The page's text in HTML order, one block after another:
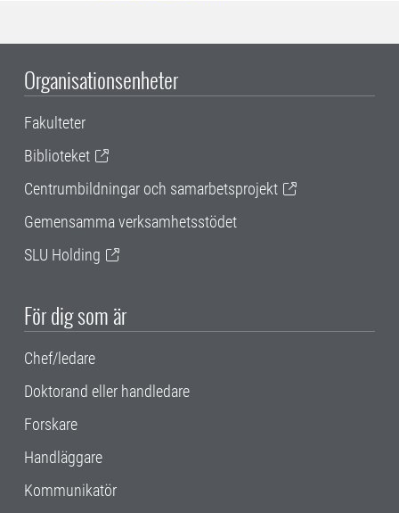
Organisationsenheter
Fakulteter
Biblioteket
Centrumbildningar och samarbetsprojekt
Gemensamma verksamhetsstödet
SLU Holding
För dig som är
Chef/ledare
Doktorand eller handledare
Forskare
Handläggare
Kommunikatör